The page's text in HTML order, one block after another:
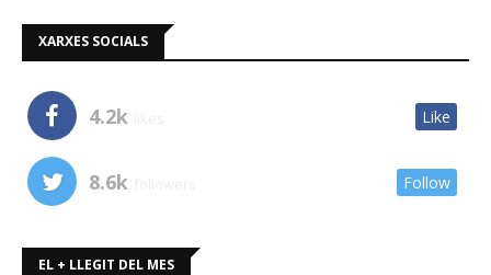
XARXES SOCIALS
4.2k Like
8.6k Follow
EL + LLEGIT DEL MES